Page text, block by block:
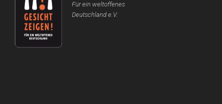
Für ein weltoffenes
Deutschland e.V.